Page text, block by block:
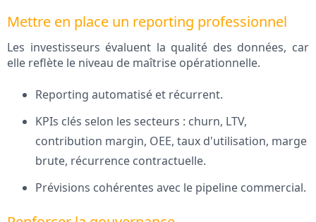
Mettre en place un reporting professionnel
Les investisseurs évaluent la qualité des données, car
elle reflète le niveau de maîtrise opérationnelle.
Reporting automatisé et récurrent.
KPIs clés selon les secteurs : churn, LTV,
contribution margin, OEE, taux d'utilisation, marge
brute, récurrence contractuelle.
Prévisions cohérentes avec le pipeline commercial.